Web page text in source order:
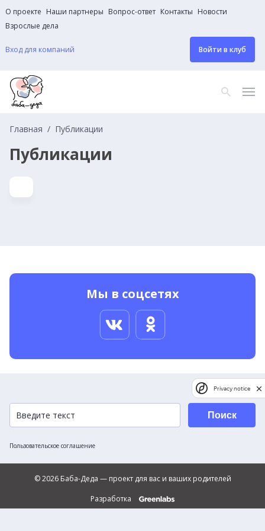
О проекте Наши партнеры Вопрос-ответ Контакты Новости
Взрослые дела
Вход для компаний Войти в клуб
Главная Публикации
Публикации
Мы в соцсетях
Пользовательское соглашение
Поиск
© 2026 Баба-Деда — проект для вас и ваших родителей
Разработка
Privacy notice